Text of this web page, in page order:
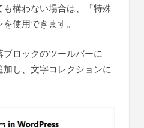
構わない場合は、「特殊
使用できます。
ロックのツールバーに
加し、文字コレクションに